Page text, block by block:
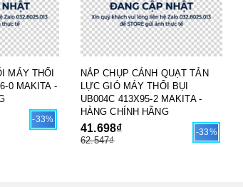
MÁY THỔI
0 MAKITA -
-33%
NẮP CHỤP CÁNH QUẠT TẢN
LỰC GIÓ MÁY THỔI BỤI
UB004C 413X95-2 MAKITA -
HÀNG CHÍNH HÃNG
41.698₫
62.547₫
-33%